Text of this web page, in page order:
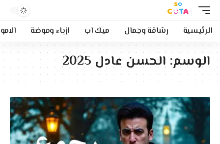
الرئيسية رشاقة وجمال ميك اب ازياء وموضة
الوسم: الحسن عادل 2025